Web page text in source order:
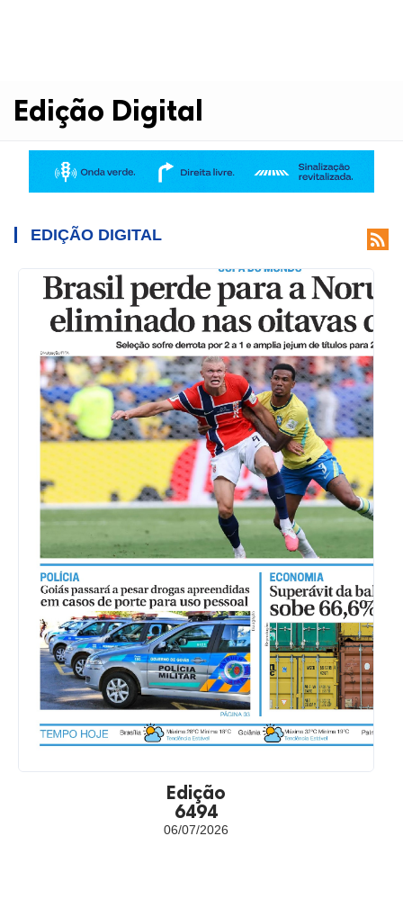
Edição Digital
EDIÇÃO DIGITAL 
Edição
6494
06/07/2026